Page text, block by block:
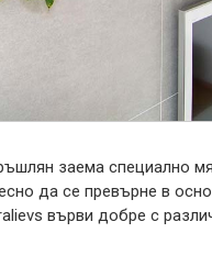
заема специално
да се превърне в
върви добре с